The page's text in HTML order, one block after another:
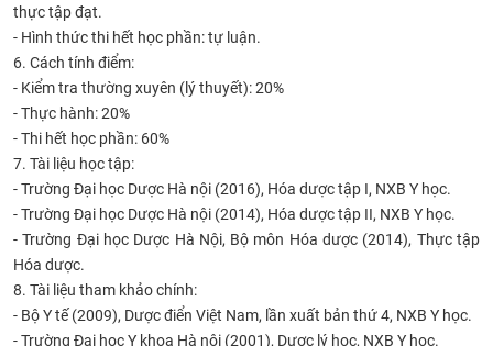
thực tập đạt.
- Hình thức thi hết học phần: tự luận.
6. Cách tính điểm:
- Kiểm tra thường xuyên (lý thuyết):20%
- Thực hành:20%
- Thi hết học phần: 60%
7. Tài liệu học tập:
- Trường Đại học Dược Hà nội (2016), Hóa dược tập I, NXB Y học.
- Trường Đại học Dược Hà nội (2014), Hóa dược tập II, NXB Y học.
- Trường Đại học Dược Hà Nội, Bộ môn Hóa dược (2014), Thực tập
Hóa dược.
8. Tài liệu tham khảo chính:
- Bộ Y tế (2009), Dược điển Việt Nam, lần xuất bản thứ 4, NXB Y học.
- Trường Đại học Y khoa Hà nội (2001), Dược lý học, NXB Y học.